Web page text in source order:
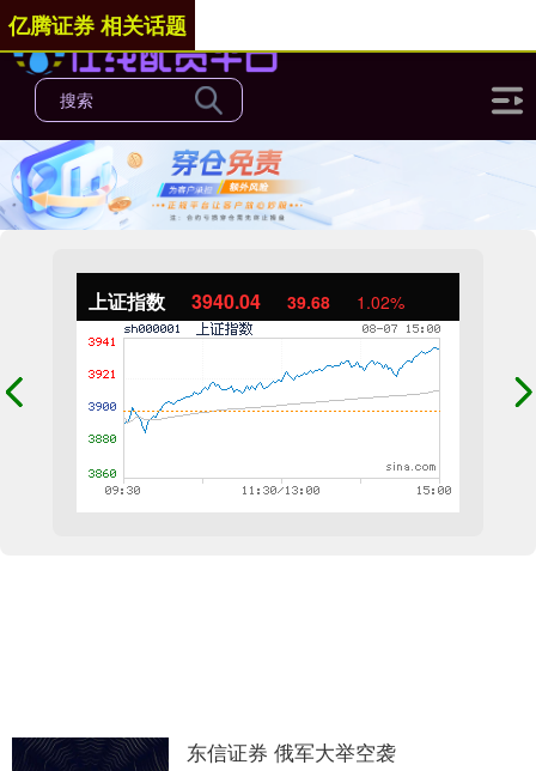
上证指数 3940.04 39.68 1.02%
亿腾证券 相关话题
东信证券 俄军大举空袭